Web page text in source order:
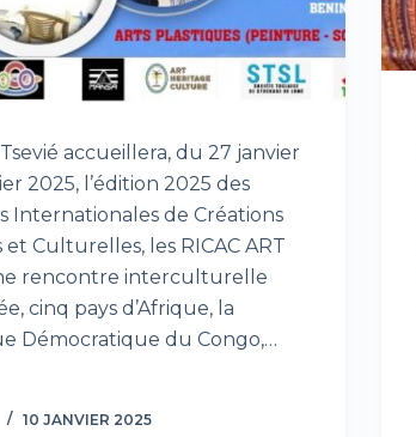
accueillera, du 27 janvier
2025, l’édition 2025 des
Internationales de Créations
Culturelles, les RICAC ART
rencontre interculturelle
cinq pays d’Afrique, la
Démocratique du Congo,…
10 JANVIER 2025